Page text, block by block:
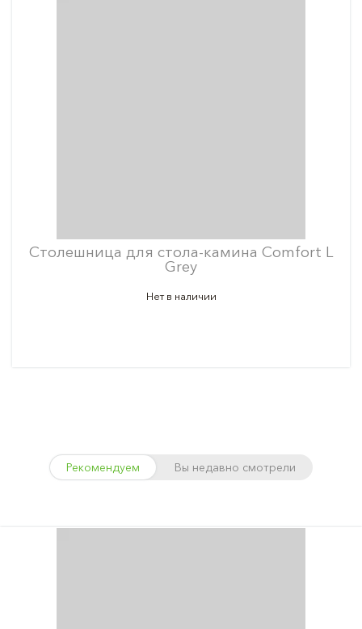
Столешница для стола-камина Comfort L
Grey
Нет в наличии
Рекомендуем Вы недавно смотрели